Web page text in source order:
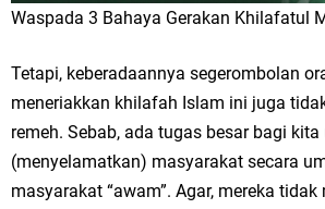
Waspada 3 Bahaya Gerakan Khilafatul
Tetapi, keberadaannya segerombolan
meneriakkan khilafah Islam ini juga
remeh. Sebab, ada tugas besar bagi
(menyelamatkan) masyarakat secara
masyarakat “awam”. Agar, mereka